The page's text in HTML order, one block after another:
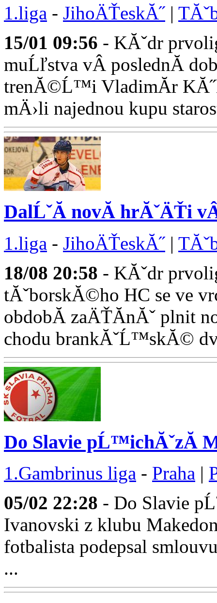
1.liga - JihoÄŤeskĂ˝|
15/01 09:56 - KĂˇdr
muĹľstva vÂ poslednĂ­
trenĂ©Ĺ™i VladimĂ­r
mÄ›li najednou kupu
DalĹˇĂ­ novĂ­ hrĂˇÄŤi
1.liga - JihoÄŤeskĂ˝|
18/08 20:58 - KĂˇdr
tĂˇborskĂ©ho HC se ve
obdobĂ­ zaÄŤĂ­nĂˇ plnit
chodu brankĂˇĹ™skĂ©
Do Slavie pĹ™ichĂˇzĂ­
1.Gambrinus liga - Praha |
05/02 22:28 - Do Slavie
Ivanovski z klubu
fotbalista podepsal
...